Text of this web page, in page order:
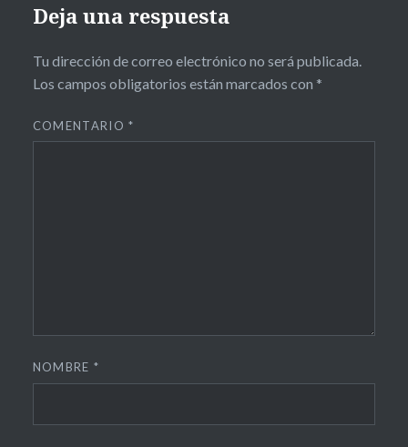
Deja una respuesta
Tu dirección de correo electrónico no será publicada.
Los campos obligatorios están marcados con *
COMENTARIO*
NOMBRE *